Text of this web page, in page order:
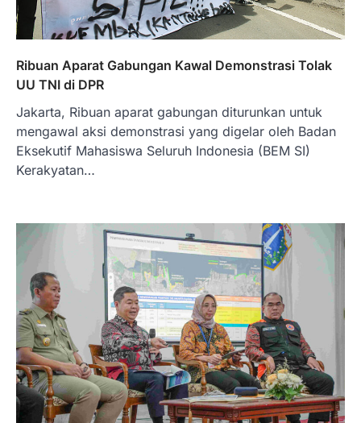
Ribuan Aparat Gabungan Kawal Demonstrasi Tolak
UU TNI di DPR
Jakarta, Ribuan aparat gabungan diturunkan untuk
mengawal aksi demonstrasi yang digelar oleh Badan
Eksekutif Mahasiswa Seluruh Indonesia (BEM SI)
Kerakyatan…